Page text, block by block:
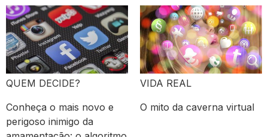
QUEM DECIDE?
Conheça o mais novo e
perigoso inimigo da
VIDA REAL
O mito da caverna virtual